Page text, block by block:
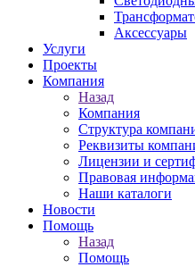
Аксессуары
Услуги
Проекты
Компания
Назад
Компания
Структура
Реквизиты
Лицензии и
Правовая
Наши каталоги
Новости
Помощь
Назад
Помощь